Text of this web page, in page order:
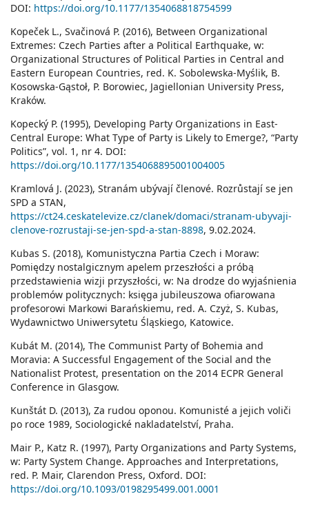
DOI: https://doi.org/10.1177/1354068818754599
Kopeček L., Svačinová P. (2016), Between Organizational
Extremes: Czech Parties after a Political Earthquake, w:
Organizational Structures of Political Parties in Central and
Eastern European Countries, red. K. Sobolewska-Myślik, B.
Kosowska-Gąstoł, P. Borowiec, Jagiellonian University Press,
Kraków.
Kopecký P. (1995), Developing Party Organizations in East-
Central Europe: What Type of Party is Likely to Emerge?, “Party
Politics”, vol. 1, nr 4. DOI:
https://doi.org/10.1177/1354068895001004005
Kramlová J. (2023), Stranám ubývají členové. Rozrůstají se jen
SPD a STAN,
https://ct24.ceskatelevize.cz/clanek/domaci/stranam-ubyvaji-
clenove-rozrustaji-se-jen-spd-a-stan-8898, 9.02.2024.
Kubas S. (2018), Komunistyczna Partia Czech i Moraw:
Pomiędzy nostalgicznym apelem przeszłości a próbą
przedstawienia wizji przyszłości, w: Na drodze do wyjaśnienia
problemów politycznych: księga jubileuszowa ofiarowana
profesorowi Markowi Barańskiemu, red. A. Czyż, S. Kubas,
Wydawnictwo Uniwersytetu Śląskiego, Katowice.
Kubát M. (2014), The Communist Party of Bohemia and
Moravia: A Successful Engagement of the Social and the
Nationalist Protest, presentation on the 2014 ECPR General
Conference in Glasgow.
Kunštát D. (2013), Za rudou oponou. Komunisté a jejich voliči
po roce 1989, Sociologické nakladatelství, Praha.
Mair P., Katz R. (1997), Party Organizations and Party Systems,
w: Party System Change. Approaches and Interpretations,
red. P. Mair, Clarendon Press, Oxford. DOI:
https://doi.org/10.1093/0198295499.001.0001